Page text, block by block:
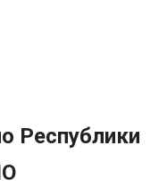
Республики